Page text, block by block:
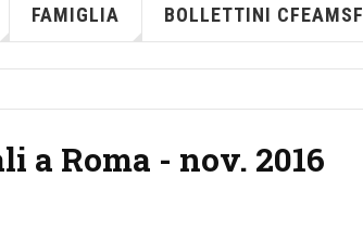
FAMIGLIA BOLLETTINI CFEAMSF
a Roma - nov. 2016